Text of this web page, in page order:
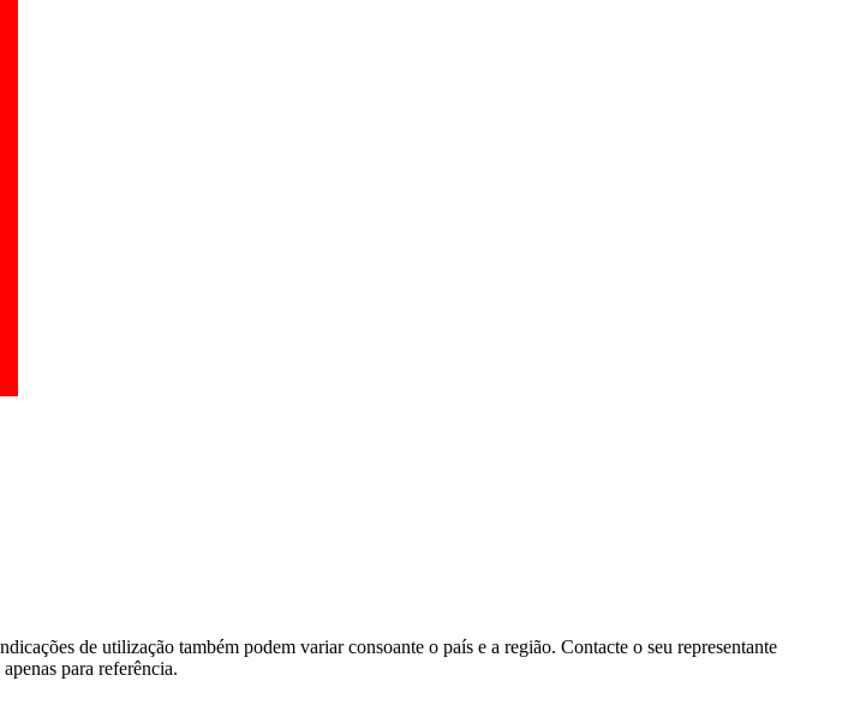
de utilização também podem variar consoante o país e a região. Contacte o seu representante
para referência.